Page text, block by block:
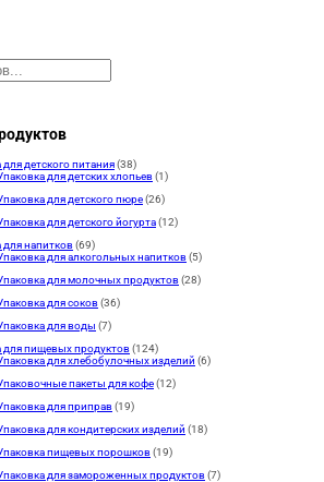
для детского питания(38)
для детских хлопьев(1)
для детского пюре(26)
для детского йогурта(12)
для напитков(69)
для алкогольных напитков(5)
для молочных продуктов(28)
для соков(36)
для воды (7)
для пищевых продуктов(124)
для хлебобулочных изделий (6)
пакеты для кофе(12)
для приправ(19)
для кондитерских изделий (18)
пищевых порошков(19)
для замороженных продуктов(7)